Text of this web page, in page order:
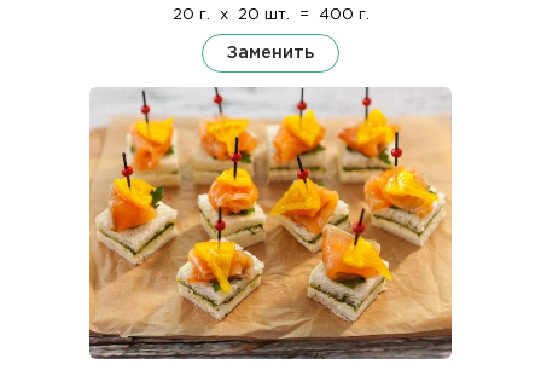
20 г. x 20 шт. = 400 г.
Заменить